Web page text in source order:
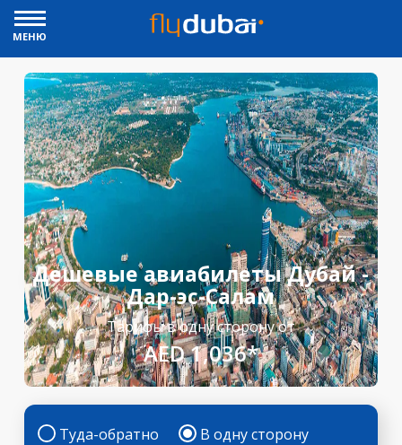
МЕНЮ
Дешевые авиабилеты Дубай -
Дар-эс-Салам
Тарифы в одну сторону от
AED 1,036*
Туда-обратно В одну сторону